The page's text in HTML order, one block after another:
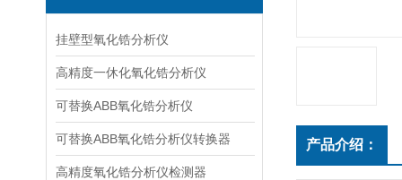
挂壁型氧化锆分析仪
高精度一休化氧化锆分析仪
可替换ABB氧化锆分析仪
可替换ABB氧化锆分析仪转换器
高精度氧化锆分析仪检测器
产品介绍：